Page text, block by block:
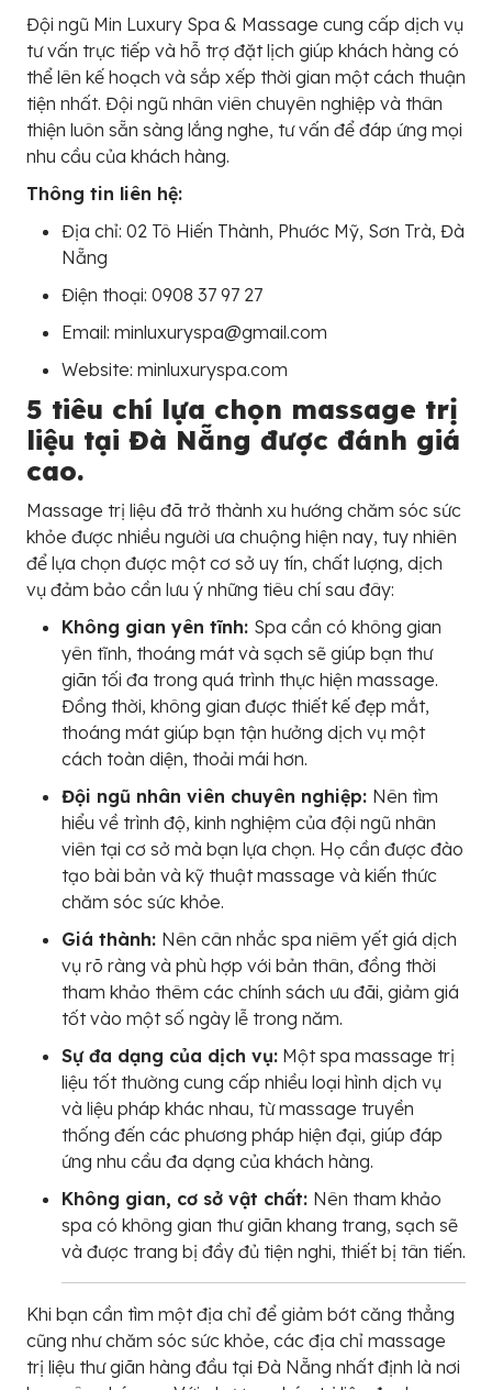
Đội ngũ Min Luxury Spa & Massage cung cấp dịch vụ
tư vấn trực tiếp và hỗ trợ đặt lịch giúp khách hàng có
thể lên kế hoạch và sắp xếp thời gian một cách thuận
tiện nhất. Đội ngũ nhân viên chuyên nghiệp và thân
thiện luôn sẵn sàng lắng nghe, tư vấn để đáp ứng mọi
nhu cầu của khách hàng.
Thông tin liên hệ:
Địa chỉ: 02 Tô Hiến Thành, Phước Mỹ, Sơn Trà, Đà
Nẵng
Điện thoại: 0908 37 97 27
Email: minluxuryspa@gmail.com
Website: minluxuryspa.com
5 tiêu chí lựa chọn massage trị
liệu tại Đà Nẵng được đánh giá
cao.
Massage trị liệu đã trở thành xu hướng chăm sóc sức
khỏe được nhiều người ưa chuộng hiện nay, tuy nhiên
để lựa chọn được một cơ sở uy tín, chất lượng, dịch
vụ đảm bảo cần lưu ý những tiêu chí sau đây:
Không gian yên tĩnh: Spa cần có không gian
yên tĩnh, thoáng mát và sạch sẽ giúp bạn thư
giãn tối đa trong quá trình thực hiện massage.
Đồng thời, không gian được thiết kế đẹp mắt,
thoáng mát giúp bạn tận hưởng dịch vụ một
cách toàn diện, thoải mái hơn.
Đội ngũ nhân viên chuyên nghiệp: Nên tìm
hiểu về trình độ, kinh nghiệm của đội ngũ nhân
viên tại cơ sở mà bạn lựa chọn. Họ cần được đào
tạo bài bản và kỹ thuật massage và kiến thức
chăm sóc sức khỏe.
Giá thành: Nên cân nhắc spa niêm yết giá dịch
vụ rõ ràng và phù hợp với bản thân, đồng thời
tham khảo thêm các chính sách ưu đãi, giảm giá
tốt vào một số ngày lễ trong năm.
Sự đa dạng của dịch vụ: Một spa massage trị
liệu tốt thường cung cấp nhiều loại hình dịch vụ
và liệu pháp khác nhau, từ massage truyền
thống đến các phương pháp hiện đại, giúp đáp
ứng nhu cầu đa dạng của khách hàng.
Không gian, cơ sở vật chất: Nên tham khảo
spa có không gian thư giãn khang trang, sạch sẽ
và được trang bị đầy đủ tiện nghi, thiết bị tân tiến.
Khi bạn cần tìm một địa chỉ để giảm bớt căng thẳng
cũng như chăm sóc sức khỏe, các địa chỉ massage
trị liệu thư giãn hàng đầu tại Đà Nẵng nhất định là nơi